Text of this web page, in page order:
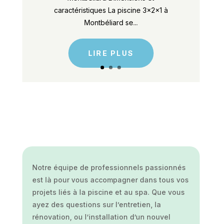
caractéristiques La piscine 3x2x1 à
Montbéliard se...
LIRE PLUS
Notre équipe de professionnels passionnés
est là pour vous accompagner dans tous vos
projets liés à la piscine et au spa. Que vous
ayez des questions sur l’entretien, la
rénovation, ou l’installation d’un nouvel